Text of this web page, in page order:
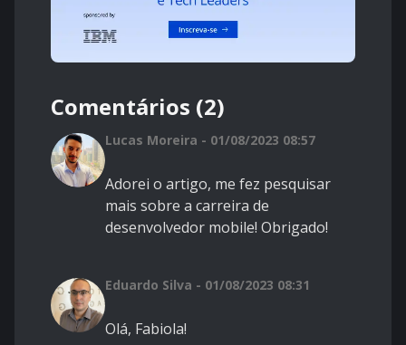
Comentários (2)
Lucas Moreira - 01/08/2023 08:57
Adorei o artigo, me fez pesquisar
mais sobre a carreira de
desenvolvedor mobile! Obrigado!
Eduardo Silva - 01/08/2023 08:31
Olá, Fabiola!